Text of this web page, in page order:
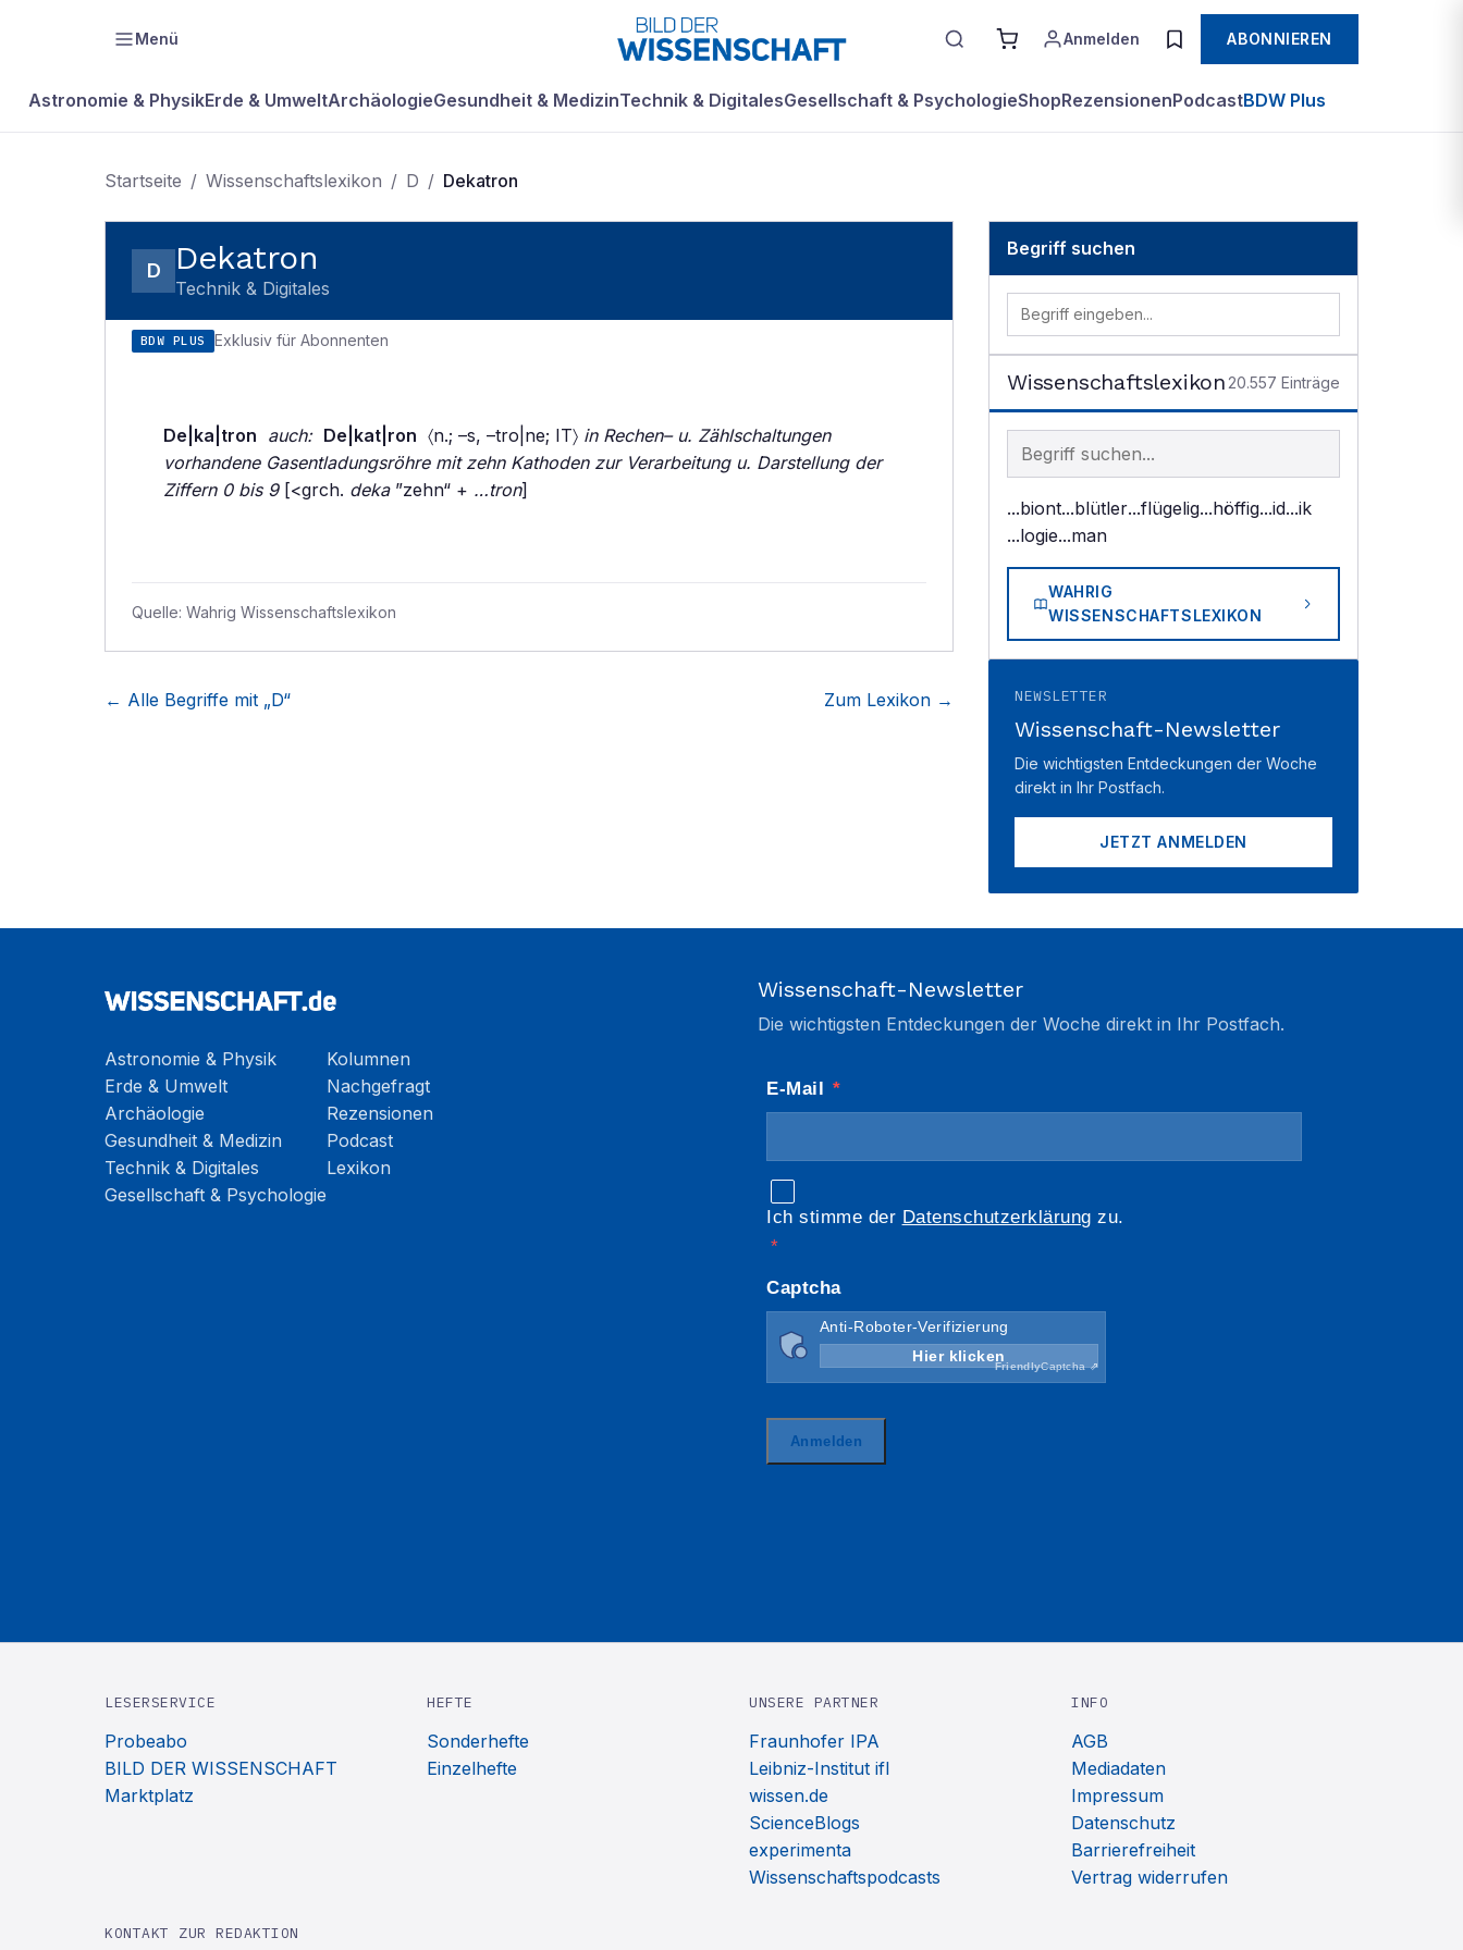
Menü Anmelden ABONNIEREN
Astronomie & PhysikErde & UmweltArchäologieGesundheit & MedizinTechnik & DigitalesGesellschaft & PsychologieShopRezensionenPodcastBDW Plus
Startseite / Wissenschaftslexikon / D / Dekatron
D Dekatron
Technik & Digitales
BDW PLUS Exklusiv für Abonnenten
De|ka|tron auch: De|kat|ron 〈n.; –s, –tro|ne; IT〉 in Rechen– u. Zählschaltungen
vorhandene Gasentladungsröhre mit zehn Kathoden zur Verarbeitung u. Darstellung der
Ziffern 0 bis 9[<grch. deka”zehn“ + …tron]
Quelle: Wahrig Wissenschaftslexikon
← Alle Begriffe mit „D“ Zum Lexikon →
Begriff suchen
Wissenschaftslexikon 20.557 Einträge
Begriff im Lexikon suchen
...biont...blütler...flügelig...höffig...id...ik
...logie...man
WAHRIG
WISSENSCHAFTSLEXIKON
NEWSLETTER
Wissenschaft-Newsletter
Die wichtigsten Entdeckungen der Woche
direkt in Ihr Postfach.
JETZT ANMELDEN
Astronomie & Physik
Erde & Umwelt
Archäologie
Gesundheit & Medizin
Technik & Digitales
Gesellschaft & Psychologie
Kolumnen
Nachgefragt
Rezensionen
Podcast
Lexikon
Wissenschaft-Newsletter
Die wichtigsten Entdeckungen der Woche direkt in Ihr Postfach.
LESERSERVICE
Probeabo
BILD DER WISSENSCHAFT
Marktplatz
HEFTE
Sonderhefte
Einzelhefte
UNSERE PARTNER
Fraunhofer IPA
Leibniz-Institut ifl
wissen.de
ScienceBlogs
experimenta
Wissenschaftspodcasts
INFO
AGB
Mediadaten
Impressum
Datenschutz
Barrierefreiheit
Vertrag widerrufen
KONTAKT ZUR REDAKTION